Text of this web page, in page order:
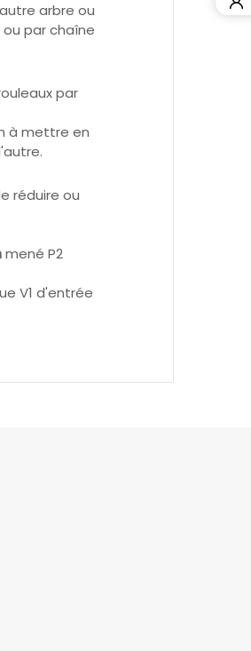
arbre ou
par chaîne
par
à mettre en
réduire ou
mené P2
V1 d'entrée